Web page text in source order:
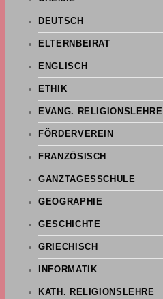
DEUTSCH
ELTERNBEIRAT
ENGLISCH
ETHIK
EVANG. RELIGIONSLEHRE
FÖRDERVEREIN
FRANZÖSISCH
GANZTAGESSCHULE
GEOGRAPHIE
GESCHICHTE
GRIECHISCH
INFORMATIK
KATH. RELIGIONSLEHRE